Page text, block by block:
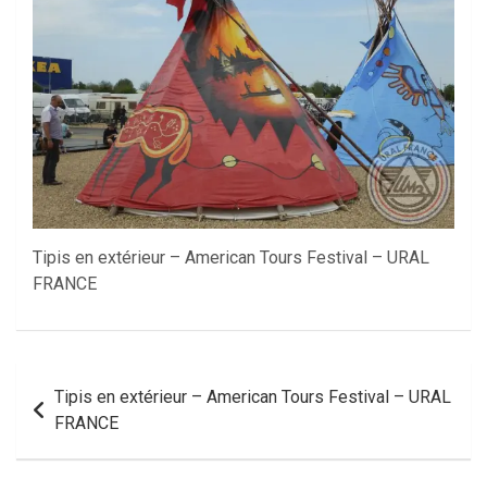
Tipis en extérieur – American Tours Festival – URAL
FRANCE
Navigation
de
l’article
Tipis en extérieur – American Tours Festival – URAL
FRANCE